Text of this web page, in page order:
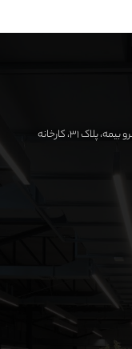
تهران، میدان آزادی، اتوبان لشگری، بعد از ایستگاه مترو بیمه، پلاک ۳۱، کارخانه